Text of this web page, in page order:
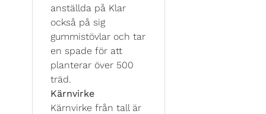
anställda på Klar
också på sig
gummistövlar och tar
en spade för att
planterar över 500
träd.
Kärnvirke
Kärnvirke från tall är